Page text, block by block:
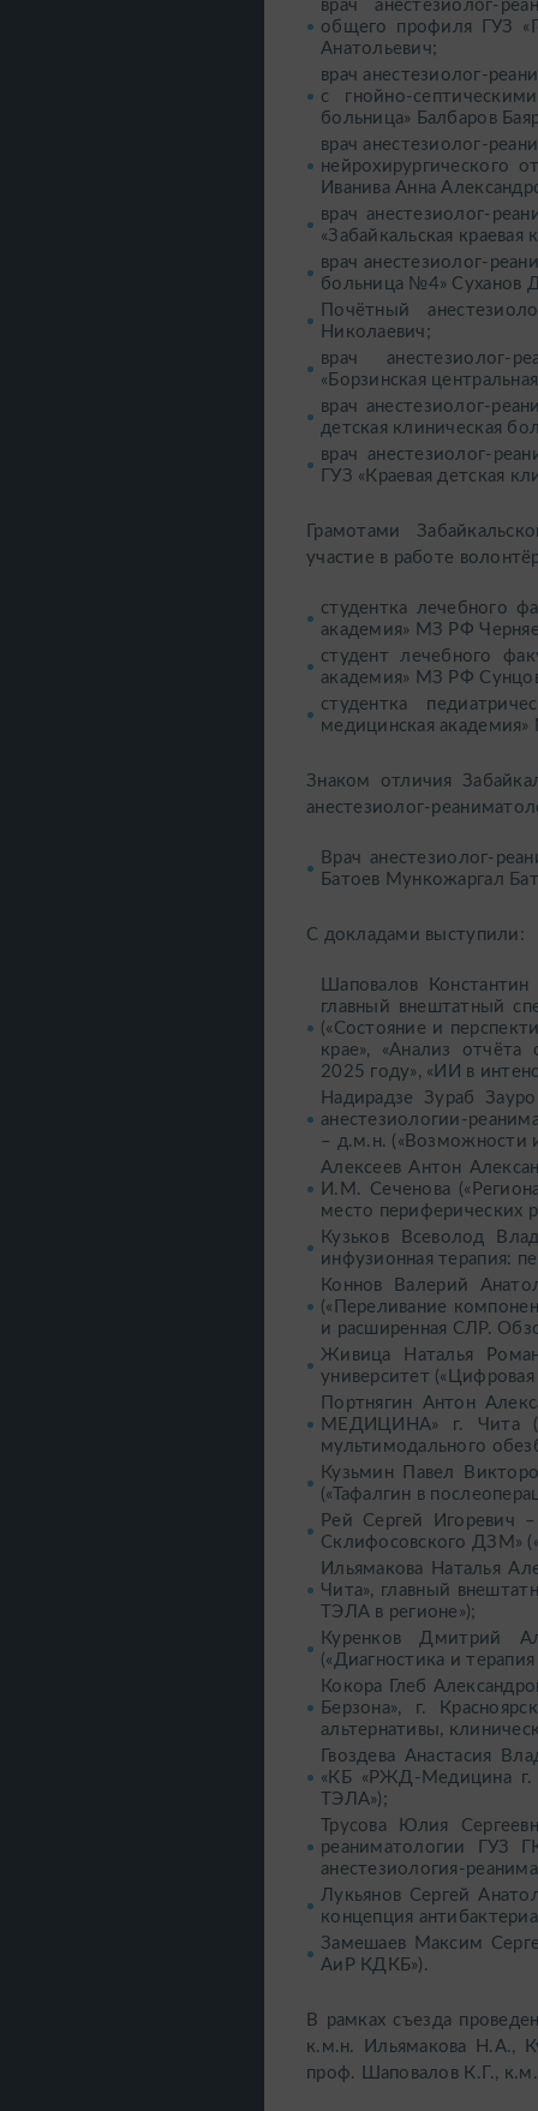
врач анестезиолог-
общего профиля ГУЗ
Анатольевич;
врач анестезиолог-
с гнойно-
больница» Балбаров
врач анестезиолог-
нейрохирургического
Иванива Анна
врач анестезиолог-
«Забайкальская
врач анестезиолог-
больница №4» Суханов
Почётный
Николаевич;
врач анестезиолог-
«Борзинская
врач анестезиолог-
детская клиническая
врач анестезиолог-
ГУЗ «Краевая детская
Грамотами
участие в работе
студентка лечебного
академия» МЗ РФ
студент лечебного
академия» МЗ РФ
студентка
медицинская
Знаком отличия
анестезиолог-
Врач анестезиолог-
Батоев Мункожаргал
С докладами выступили:
Шаповалов
главный внештатный
(«Состояние и
крае», «Анализ
2025 году», «ИИ в
Надирадзе Зураб
анестезиологии-
– д.м.н. («Возможности
Алексеев Антон
И.М. Сеченова
место периферических
Кузьков Всеволод
инфузионная терапия:
Коннов Валерий
(«Переливание
и расширенная СЛР.
Живица Наталья
университет
Портнягин Антон
МЕДИЦИНА» г. Чита
мультимодального
Кузьмин Павел
(«Тафалгин в
Рей Сергей
Склифосовского ДЗМ»
Ильямакова Наталья
Чита», главный
ТЭЛА в регионе»);
Куренков Дмитрий
(«Диагностика и
Кокора Глеб
Берзона», г.
альтернативы,
Гвоздева Анастасия
«КБ «РЖД-Медицина г.
ТЭЛА»);
Трусова Юлия
реаниматологии
анестезиология-
Лукьянов Сергей
концепция
Замешаев Максим
АиР КДКБ»).
В рамках съезда
к.м.н. Ильямакова Н.А.,
проф. Шаповалов К.Г.,